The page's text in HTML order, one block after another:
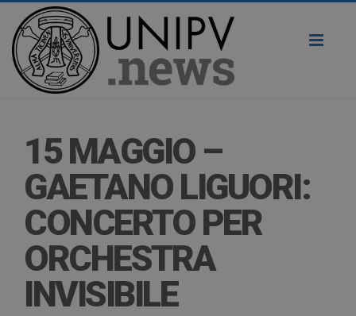
15 MAGGIO –
GAETANO LIGUORI:
CONCERTO PER
ORCHESTRA
INVISIBILE